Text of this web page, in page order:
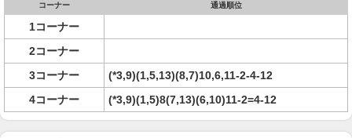
コーナー 通過順位
1コーナー
2コーナー
3コーナー
(*3,9)(1,5,13)(8,7)10,6,11-2-4-12
4コーナー
(*3,9)(1,5)8(7,13)(6,10)11-2=4-12